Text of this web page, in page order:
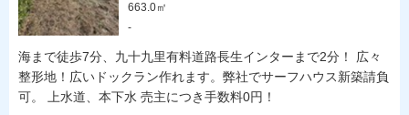
663.0㎡
-
海まで徒歩7分、九十九里有料道路長生インターまで2分！ 広々
整形地！広いドックラン作れます。弊社でサーフハウス新築請負
可。 上水道、本下水 売主につき手数料0円！